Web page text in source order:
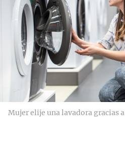
Mujer elije una lavadora gracias